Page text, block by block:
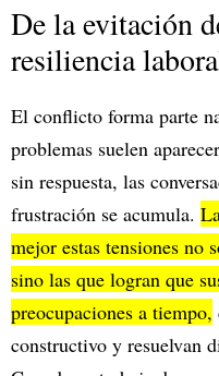
De la evitación
resiliencia
El conflicto forma parte
problemas suelen
sin respuesta, las
frustración se acumula.
mejor estas tensiones no
sino las que logran que
preocupaciones a tiempo,
constructivo y resuelvan